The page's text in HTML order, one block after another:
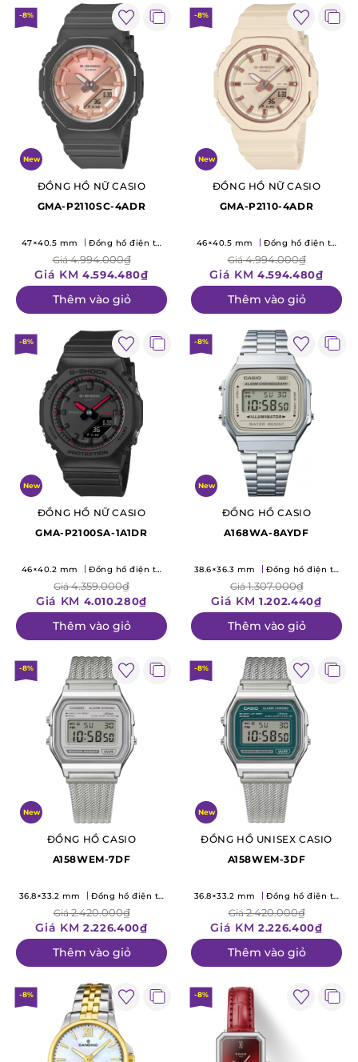
-8%
New
ĐỒNG HỒ NỮ CASIO
GMA-P2110SC-4ADR
47×40.5 mm
Đồng hồ điện tử
Giá4.994.000₫
Giá KM 4.594.480₫
Thêm vào giỏ
-8%
New
ĐỒNG HỒ NỮ CASIO
GMA-P2110-4ADR
46×40.5 mm
Đồng hồ điện tử
Giá4.994.000₫
Giá KM 4.594.480₫
Thêm vào giỏ
-8%
New
ĐỒNG HỒ NỮ CASIO
GMA-P2100SA-1A1DR
46×40.2 mm
Đồng hồ điện tử
Giá4.359.000₫
Giá KM 4.010.280₫
Thêm vào giỏ
-8%
New
ĐỒNG HỒ CASIO
A168WA-8AYDF
38.6×36.3 mm
Đồng hồ điện tử
Giá1.307.000₫
Giá KM 1.202.440₫
Thêm vào giỏ
-8%
New
ĐỒNG HỒ CASIO
A158WEM-7DF
36.8×33.2 mm
Đồng hồ điện tử
Giá2.420.000₫
Giá KM 2.226.400₫
Thêm vào giỏ
-8%
New
ĐỒNG HỒ UNISEX CASIO
A158WEM-3DF
36.8×33.2 mm
Đồng hồ điện tử
Giá2.420.000₫
Giá KM 2.226.400₫
Thêm vào giỏ
-8% -8%